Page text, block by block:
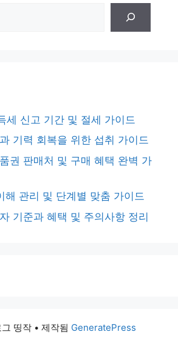
세 신고 기간 및 절세 가이드
기력 회복을 위한 섭취 가이드
권 판매처 및 구매 혜택 완벽 가
해 관리 및 단계별 맞춤 가이드
기준과 혜택 및 주의사항 정리
띵작• 제작됨 GeneratePress